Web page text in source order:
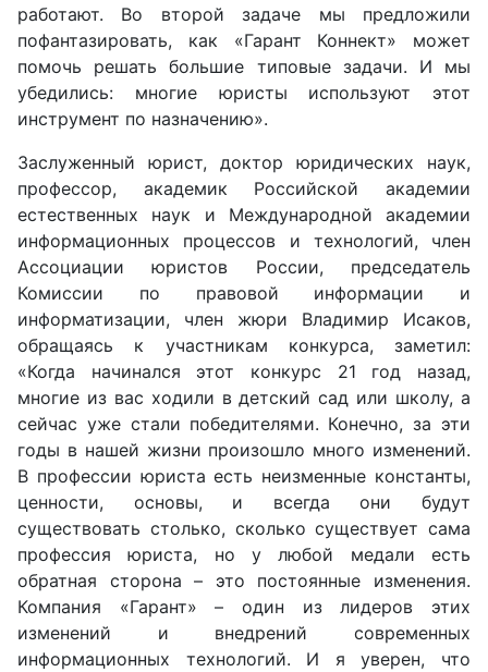
работают. Во второй задаче мы предложили
пофантазировать, как «Гарант Коннект» может
помочь решать большие типовые задачи. И мы
убедились: многие юристы используют этот
инструмент по назначению».
Заслуженный юрист, доктор юридических наук,
профессор, академик Российской академии
естественных наук и Международной академии
информационных процессов и технологий, член
Ассоциации юристов России, председатель
Комиссии по правовой информации и
информатизации, член жюри Владимир Исаков,
обращаясь к участникам конкурса, заметил:
«Когда начинался этот конкурс 21 год назад,
многие из вас ходили в детский сад или школу, а
сейчас уже стали победителями. Конечно, за эти
годы в нашей жизни произошло много изменений.
В профессии юриста есть неизменные константы,
ценности, основы, и всегда они будут
существовать столько, сколько существует сама
профессия юриста, но у любой медали есть
обратная сторона – это постоянные изменения.
Компания «Гарант» –один из лидеров этих
изменений и внедрений современных
информационных технологий. И я уверен, что